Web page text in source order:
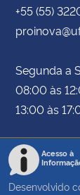
+55 (55)
Segunda a
08:00 às
13:00 às
Acesso à
Desenvolvido